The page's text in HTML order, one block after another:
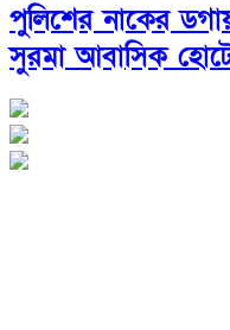
পুলিশের নাকের
সুরমা আবাসিক